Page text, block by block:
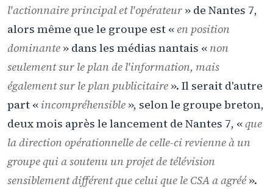
l'actionnaire principal et l'opérateur » de Nantes 7,
alors même que le groupe est « en position
dominante » dans les médias nantais « non
seulement sur le plan de l'information, mais
également sur le plan publicitaire ». Il serait d'autre
part « incompréhensible », selon le groupe breton,
deux mois après le lancement de Nantes 7, «que
la direction opérationnelle de celle-ci revienne à un
groupe qui a soutenu un projet de télévision
sensiblement différent que celui que le CSA a agréé».